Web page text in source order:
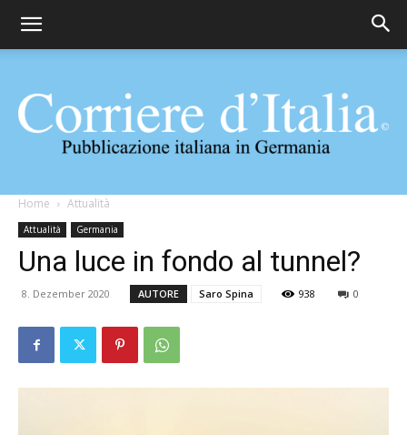
Corriere
d'Italia
Home Attualità
Attualità Germania
Una luce in fondo al tunnel?
8. Dezember 2020 AUTORE Saro Spina 938 0